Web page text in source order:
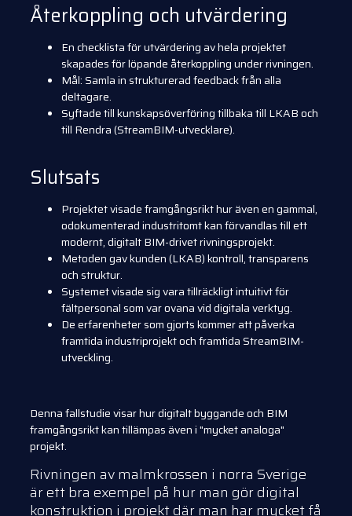
Återkoppling och utvärdering
En checklista för utvärdering av hela projektet
skapades för löpande återkoppling under rivningen.
Mål: Samla in strukturerad feedback från alla
deltagare.
Syftade till kunskapsöverföring tillbaka till LKAB och
till Rendra (StreamBIM-utvecklare).
Slutsats
Projektet visade framgångsrikt hur även en gammal,
odokumenterad industritomt kan förvandlas till ett
modernt, digitalt BIM-drivet rivningsprojekt.
Metoden gav kunden (LKAB) kontroll, transparens
och struktur.
Systemet visade sig vara tillräckligt intuitivt för
fältpersonal som var ovana vid digitala verktyg.
De erfarenheter som gjorts kommer att påverka
framtida industriprojekt och framtida StreamBIM-
utveckling.
Denna fallstudie visar hur digitalt byggande och BIM
framgångsrikt kan tillämpas även i "mycket analoga"
projekt.
Rivningen av malmkrossen i norra Sverige
är ett bra exempel på hur man gör digital
konstruktion i projekt där man har mycket få